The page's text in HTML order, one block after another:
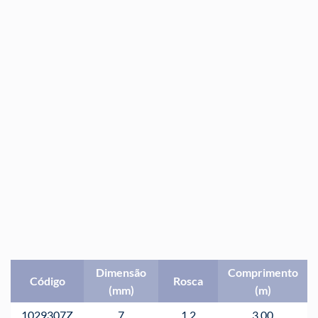
Código
Dimensão
(mm)
Rosca
Comprimento
(m)
1029307Z
7 1,2 3,00